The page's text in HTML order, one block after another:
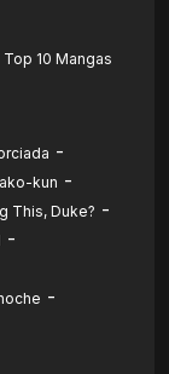
Top 10 Mangas
-
kun -
This, Duke? -
-
-